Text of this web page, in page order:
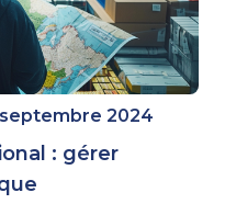
2024
: gérer